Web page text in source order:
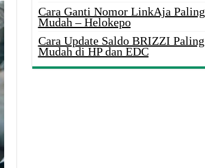
Cara Ganti Nomor LinkAja Paling
Mudah – Helokepo
Cara Update Saldo BRIZZI Paling
Mudah di HP dan EDC